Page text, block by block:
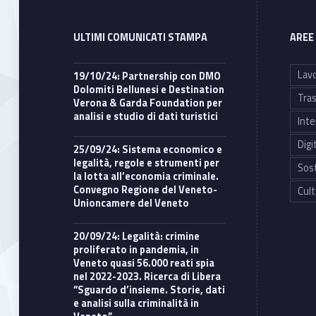
p
o
r
t
u
n
i
t
ULTIMI COMUNICATI STAMPA
19/10/24: Partnership con DMO
Dolomiti Bellunesi e Destination
Verona & Garda Foundation per
analisi e studio di dati turistici
25/09/24: Sistema economico e
legalità, regole e strumenti per
la lotta all’economia criminale.
Convegno Regione del Veneto-
Unioncamere del Veneto
20/09/24: Legalità: crimine
proliferato in pandemia, in
Veneto quasi 56.000 reati spia
nel 2022-2023. Ricerca di Libera
“Sguardo d’insieme. Storie, dati
e analisi sulla criminalità in